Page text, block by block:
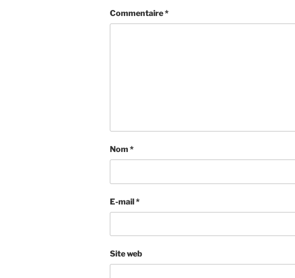
Commentaire*
Nom *
E-mail*
Site web